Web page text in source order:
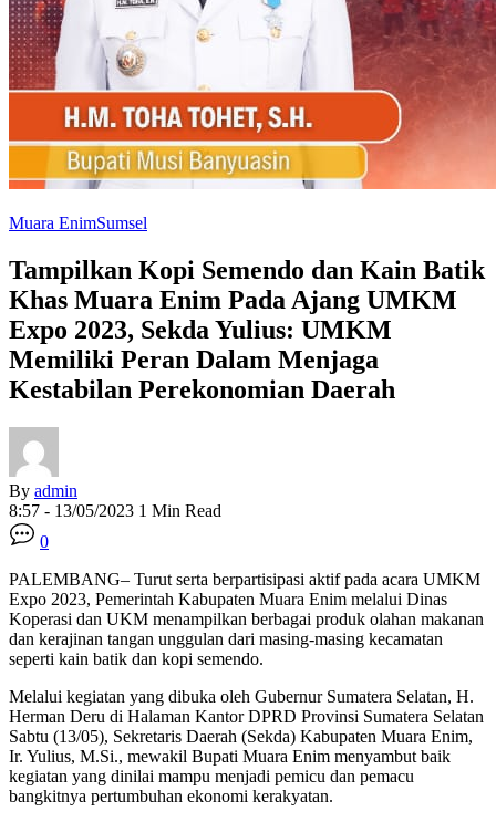
Muara EnimSumsel
Tampilkan Kopi Semendo dan Kain Batik
Khas Muara Enim Pada Ajang UMKM
Expo 2023, Sekda Yulius: UMKM
Memiliki Peran Dalam Menjaga
Kestabilan Perekonomian Daerah
By admin
8:57 - 13/05/2023 1 Min Read
0
PALEMBANG– Turut serta berpartisipasi aktif pada acara UMKM
Expo 2023, Pemerintah Kabupaten Muara Enim melalui Dinas
Koperasi dan UKM menampilkan berbagai produk olahan makanan
dan kerajinan tangan unggulan dari masing-masing kecamatan
seperti kain batik dan kopi semendo.
Melalui kegiatan yang dibuka oleh Gubernur Sumatera Selatan, H.
Herman Deru di Halaman Kantor DPRD Provinsi Sumatera Selatan
Sabtu (13/05), Sekretaris Daerah (Sekda) Kabupaten Muara Enim,
Ir. Yulius, M.Si., mewakil Bupati Muara Enim menyambut baik
kegiatan yang dinilai mampu menjadi pemicu dan pemacu
bangkitnya pertumbuhan ekonomi kerakyatan.